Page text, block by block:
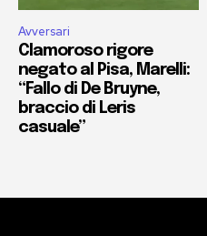
Avversari
Clamoroso rigore
negato al Pisa, Marelli:
“Fallo di De Bruyne,
braccio di Leris
casuale”